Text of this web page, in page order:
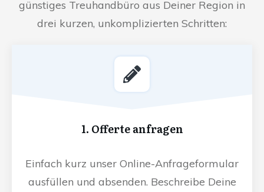
günstiges Treuhandbüro aus Deiner Region in
drei kurzen, unkomplizierten Schritten:
1. Offerte anfragen
Einfach kurz unser Online-Anfrageformular
ausfüllen und absenden. Beschreibe Deine